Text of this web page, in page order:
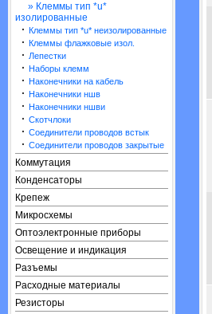
» Клеммы тип *u*
изолированные
· Клеммы тип *u* неизолированные
· Клеммы флажковые изол.
· Лепестки
· Наборы клемм
· Наконечники на кабель
· Наконечники ншв
· Наконечники ншви
· Скотчлоки
· Соединители проводов встык
· Соединители проводов закрытые
Коммутация
Конденсаторы
Крепеж
Микросхемы
Оптоэлектронные приборы
Освещение и индикация
Разъемы
Расходные материалы
Резисторы